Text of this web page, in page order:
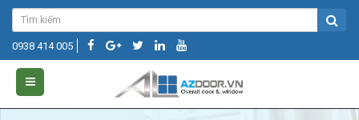
0938 414 005